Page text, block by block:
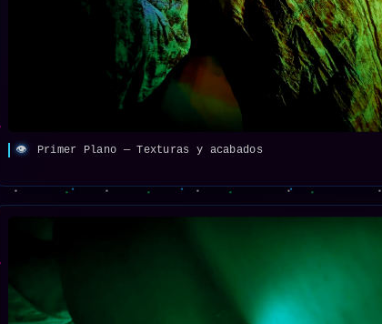
👁️ Primer Plano — Texturas y acabados